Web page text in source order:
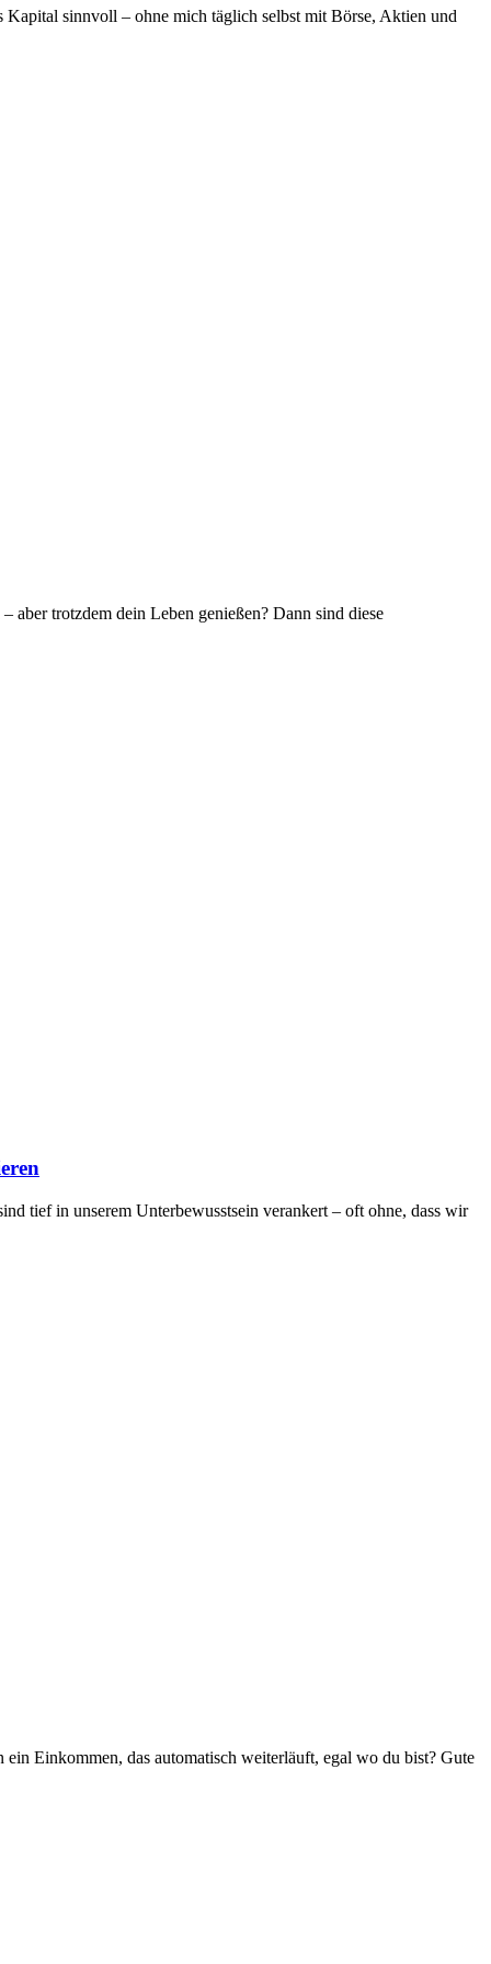
Kapital sinnvoll – ohne mich täglich selbst mit Börse, Aktien und
aber trotzdem dein Leben genießen? Dann sind diese
tief in unserem Unterbewusstsein verankert – oft ohne, dass wir
Einkommen, das automatisch weiterläuft, egal wo du bist? Gute